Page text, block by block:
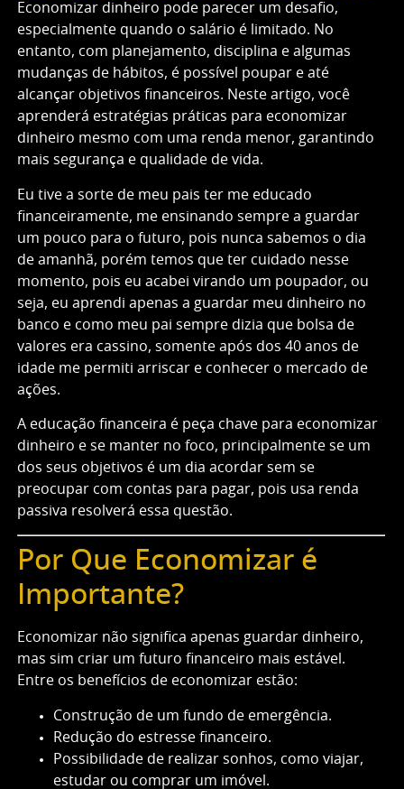
Economizar dinheiro pode parecer um desafio,
especialmente quando o salário é limitado. No
entanto, com planejamento, disciplina e algumas
mudanças de hábitos, é possível poupar e até
alcançar objetivos financeiros. Neste artigo, você
aprenderá estratégias práticas para economizar
dinheiro mesmo com uma renda menor, garantindo
mais segurança e qualidade de vida.
Eu tive a sorte de meu pais ter me educado
financeiramente, me ensinando sempre a guardar
um pouco para o futuro, pois nunca sabemos o dia
de amanhã, porém temos que ter cuidado nesse
momento, pois eu acabei virando um poupador, ou
seja, eu aprendi apenas a guardar meu dinheiro no
banco e como meu pai sempre dizia que bolsa de
valores era cassino, somente após dos 40 anos de
idade me permiti arriscar e conhecer o mercado de
ações.
A educação financeira é peça chave para economizar
dinheiro e se manter no foco, principalmente se um
dos seus objetivos é um dia acordar sem se
preocupar com contas para pagar, pois usa renda
passiva resolverá essa questão.
Por Que Economizar é
Importante?
Economizar não significa apenas guardar dinheiro,
mas sim criar um futuro financeiro mais estável.
Entre os benefícios de economizar estão:
Construção de um fundo de emergência.
Redução do estresse financeiro.
Possibilidade de realizar sonhos, como viajar,
estudar ou comprar um imóvel.